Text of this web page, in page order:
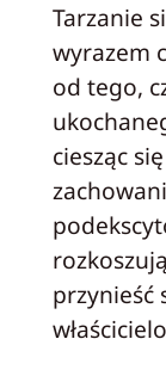
Tarzanie
wyrazem
od tego,
ciesząc
przynieść